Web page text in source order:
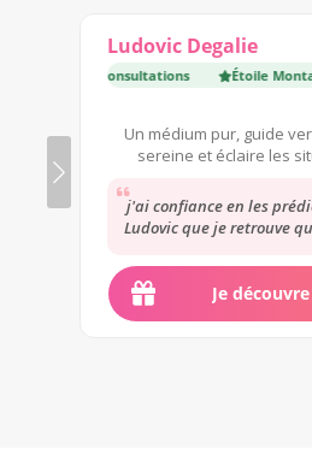
Ludovic Degalie
Déjà 3 100 consultations Étoile Montante·
Un médium pur, guide
sereine et éclaire les
j'ai confiance en les
Ludovic que je retrouve
médium...
Je découvre